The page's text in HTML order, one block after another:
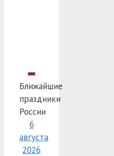
Ближайшие
праздники
России
6
августа
2026